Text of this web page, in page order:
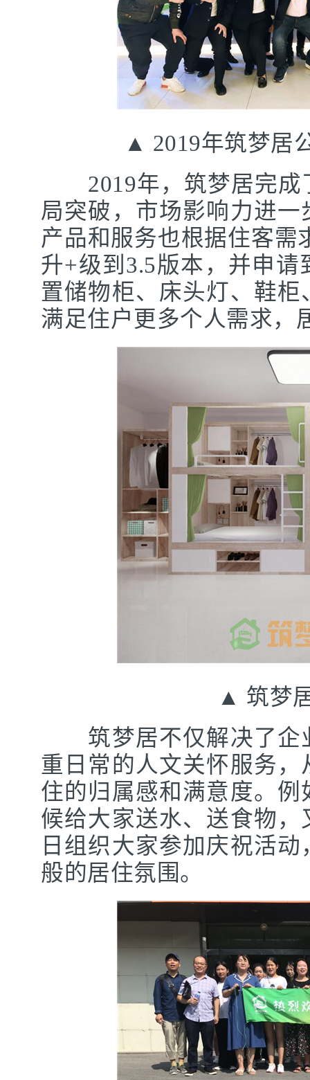
▲ 2019年筑梦居公
2019年，筑梦居完成
局突破，市场影响力进
产品和服务也根据住客需
升+级到3.5版本，并申
置储物柜、床头灯、鞋
满足住户更多个人需求，
▲ 筑梦居
筑梦居不仅解决了企
重日常的人文关怀服务
住的归属感和满意度。
候给大家送水、送食物
日组织大家参加庆祝活
般的居住氛围。